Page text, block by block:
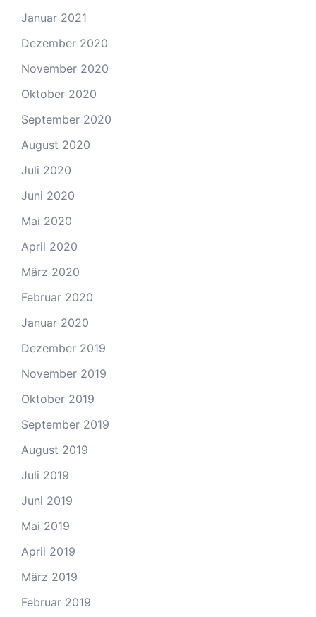
Januar 2021
Dezember 2020
November 2020
Oktober 2020
September 2020
August 2020
Juli 2020
Juni 2020
Mai 2020
April 2020
März 2020
Februar 2020
Januar 2020
Dezember 2019
November 2019
Oktober 2019
September 2019
August 2019
Juli 2019
Juni 2019
Mai 2019
April 2019
März 2019
Februar 2019